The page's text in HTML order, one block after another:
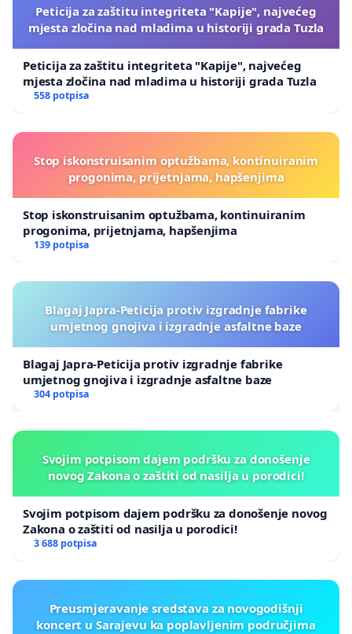
Peticija za zaštitu integriteta "Kapije", najvećeg
mjesta zločina nad mladima u historiji grada Tuzla
Peticija za zaštitu integriteta "Kapije", najvećeg
mjesta zločina nad mladima u historiji grada Tuzla
558 potpisa
Stop iskonstruisanim optužbama, kontinuiranim
progonima, prijetnjama, hapšenjima
Stop iskonstruisanim optužbama, kontinuiranim
progonima, prijetnjama, hapšenjima
139 potpisa
Blagaj Japra-Peticija protiv izgradnje fabrike
umjetnog gnojiva i izgradnje asfaltne baze
Blagaj Japra-Peticija protiv izgradnje fabrike
umjetnog gnojiva i izgradnje asfaltne baze
304 potpisa
Svojim potpisom dajem podršku za donošenje
novog Zakona o zaštiti od nasilja u porodici!
Svojim potpisom dajem podršku za donošenje novog
Zakona o zaštiti od nasilja u porodici!
3 688 potpisa
Preusmjeravanje sredstava za novogodišnji
koncert u Sarajevu ka poplavljenim područjima